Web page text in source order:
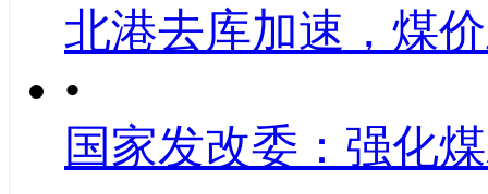
北港去库加速，煤
•
国家发改委：强化